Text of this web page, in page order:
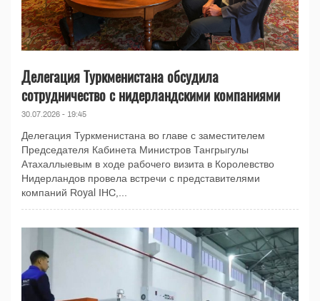
Делегация Туркменистана обсудила
сотрудничество с нидерландскими компаниями
30.07.2026 - 19:45
Делегация Туркменистана во главе с заместителем
Председателя Кабинета Министров Тангрыгулы
Атахаллыевым в ходе рабочего визита в Королевство
Нидерландов провела встречи с представителями
компаний Royal IHC,...